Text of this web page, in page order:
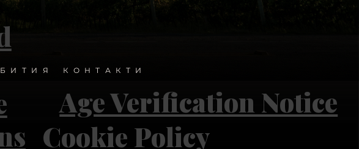
Cookie Policy
КОНТАКТИ
Age Verification Notice